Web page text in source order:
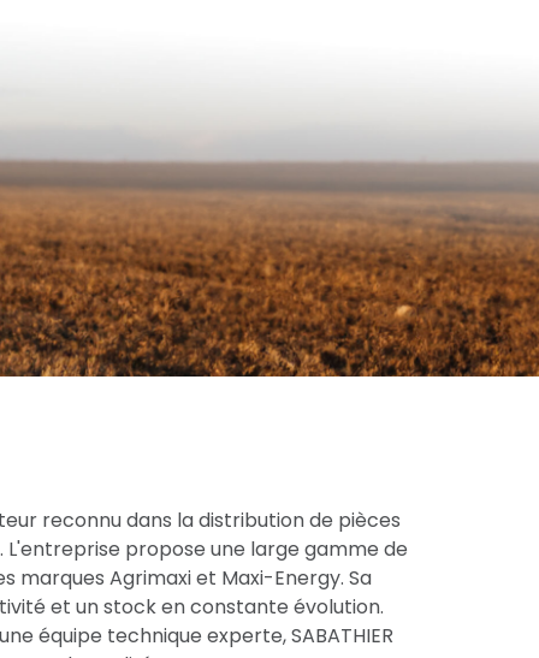
reconnu dans la distribution de pièces
L'entreprise propose une large gamme de
marques Agrimaxi et Maxi-Energy. Sa
et un stock en constante évolution.
équipe technique experte, SABATHIER